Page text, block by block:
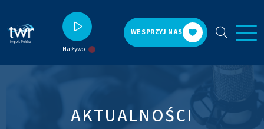
Na żywo
WESPRZYJ NAS
AKTUALNOŚCI